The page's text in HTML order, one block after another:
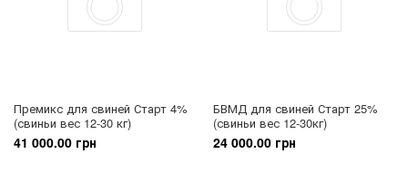
Премикс для свиней Старт 4%
(свиньи вес 12-30 кг)
41 000.00 грн
БВМД для свиней Старт 25%
(свиньи вес 12-30кг)
24 000.00 грн